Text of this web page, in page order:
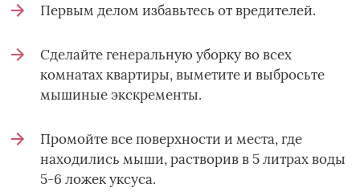
Первым делом избавьтесь от вредителей.
Сделайте генеральную уборку во всех
комнатах квартиры, выметите и выбросьте
мышиные экскременты.
Промойте все поверхности и места, где
находились мыши, растворив в 5 литрах воды
5-6 ложек уксуса.